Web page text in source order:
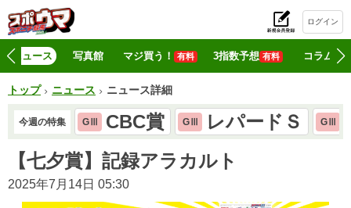
ログイン
ニュース 写真館 マジ買う！ 有料 3指数予想 有料 コラム
トップ ニュース ニュース詳細
今週の特集 GⅢ CBC賞 GⅢ レパードＳ GⅢ
【七夕賞】記録アラカルト
2025年7月14日 05:30